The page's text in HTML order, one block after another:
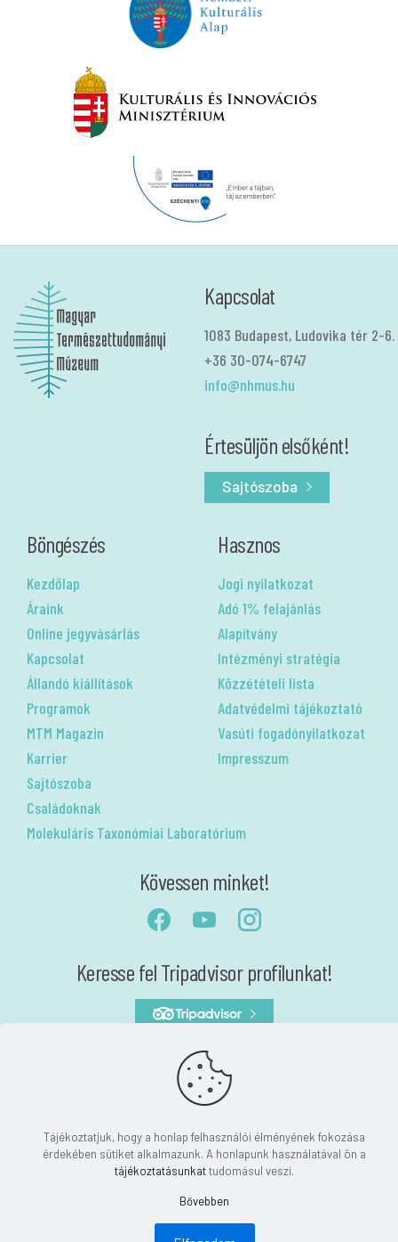
Böngészés
Kezdőlap
Áraink
Online jegyvásárlás
Kapcsolat
Állandó kiállítások
Programok
MTM Magazin
Karrier
Sajtószoba
Családoknak
Molekuláris Taxonómiai Laboratórium
Hasznos
Jogi nyilatkozat
Adó 1% felajánlás
Alapítvány
Intézményi stratégia
Közzétételi lista
Adatvédelmi tájékoztató
Vasúti fogadónyilatkozat
Impresszum
Kapcsolat
1083 Budapest, Ludovika tér 2-6.
+36 30-074-6747
info@nhmus.hu
Értesüljön elsőként!
Sajtószoba
Kövessen minket!
Keresse fel Tripadvisor profilunkat!
Akadálymentesítési nyilatkozat
© 2024 Magyar Természettudományi Múzeum | Minden jog fenntartva!
Tájékoztatjuk, hogy a honlap felhasználói élményének fokozása
érdekében sütiket alkalmazunk. A honlapunk használatával ön a
tájékoztatásunkattudomásul veszi.
Bővebben